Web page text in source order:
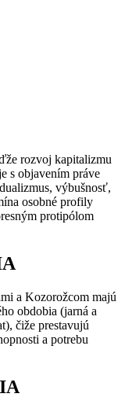
rozvoj kapitalizmu
s objavením práve
výbušnosť,
osobné profily
protipólom
a Kozorožcom majú
obdobia (jarná a
čiže prestavujú
a potrebu